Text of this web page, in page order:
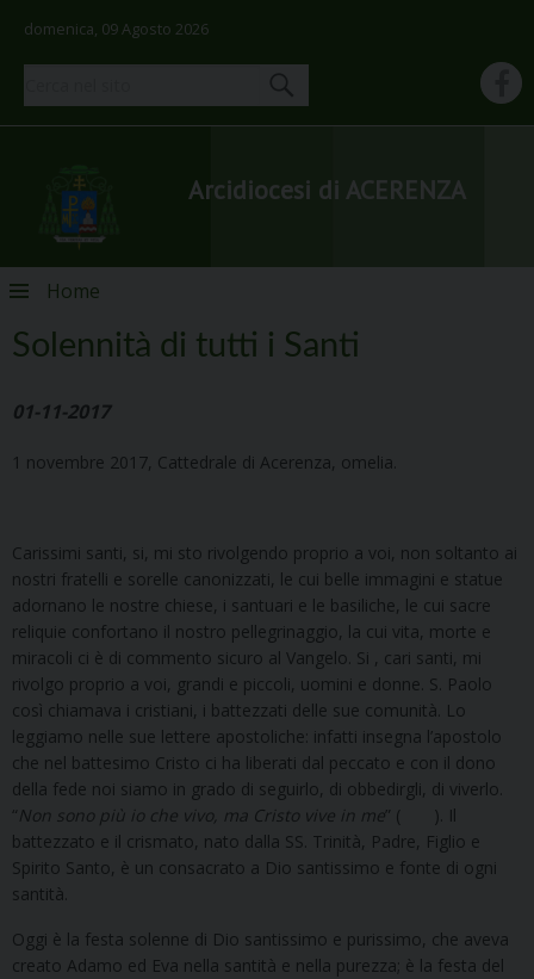
domenica, 09 Agosto 2026
Arcidiocesi di ACERENZA
Skip
content
Home
Solennità di tutti i Santi
01-11-2017
1 novembre 2017, Cattedrale di Acerenza, omelia.
Carissimi santi, si, mi sto rivolgendo proprio a voi, non soltanto ai
nostri fratelli e sorelle canonizzati, le cui belle immagini e statue
adornano le nostre chiese, i santuari e le basiliche, le cui sacre
reliquie confortano il nostro pellegrinaggio, la cui vita, morte e
miracoli ci è di commento sicuro al Vangelo. Si , cari santi, mi
rivolgo proprio a voi, grandi e piccoli, uomini e donne. S. Paolo
così chiamava i cristiani, i battezzati delle sue comunità. Lo
leggiamo nelle sue lettere apostoliche: infatti insegna l’apostolo
che nel battesimo Cristo ci ha liberati dal peccato e con il dono
della fede noi siamo in grado di seguirlo, di obbedirgli, di viverlo.
“Non sono più io che vivo, ma Cristo vive in me” ( ). Il
battezzato e il crismato, nato dalla SS. Trinità, Padre, Figlio e
Spirito Santo, è un consacrato a Dio santissimo e fonte di ogni
santità.
Oggi è la festa solenne di Dio santissimo e purissimo, che aveva
creato Adamo ed Eva nella santità e nella purezza; è la festa del